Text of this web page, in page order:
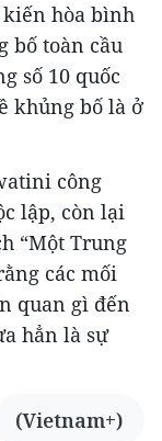
hòa bình
bố toàn cầu
số 10 quốc
khủng bố là ở
công
lập, còn lại
“Một Trung
các mối
quan gì đến
hẳn là sự
(Vietnam+)